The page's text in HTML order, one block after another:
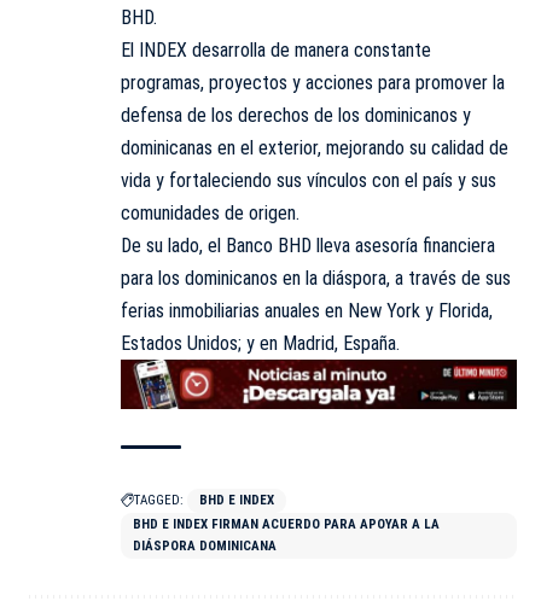
BHD.
El INDEX desarrolla de manera constante
programas, proyectos y acciones para promover la
defensa de los derechos de los dominicanos y
dominicanas en el exterior, mejorando su calidad de
vida y fortaleciendo sus vínculos con el país y sus
comunidades de origen.
De su lado, el Banco BHD lleva asesoría financiera
para los dominicanos en la diáspora, a través de sus
ferias inmobiliarias anuales en New York y Florida,
Estados Unidos; y en Madrid, España.
TAGGED:
BHD E INDEX
BHD E INDEX FIRMAN ACUERDO PARA APOYAR A LA
DIÁSPORA DOMINICANA